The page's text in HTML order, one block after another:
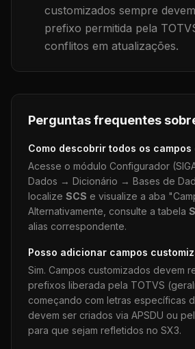
customizados sempre
prefixo permitida pela
conflitos em atualizações.
Perguntas frequentes
Como descobrir todos os campos
Acesse o módulo Configurador
Dados → Dicionário → Bases de
localize SCS e visualize a aba
Alternativamente, consulte a tabela
alias correspondente.
Posso adicionar campos
Sim. Campos customizados devem
prefixos liberada pela TOTVS
começando com letras específicas
devem ser criados via APSDU ou
para que sejam refletidos no SX3.